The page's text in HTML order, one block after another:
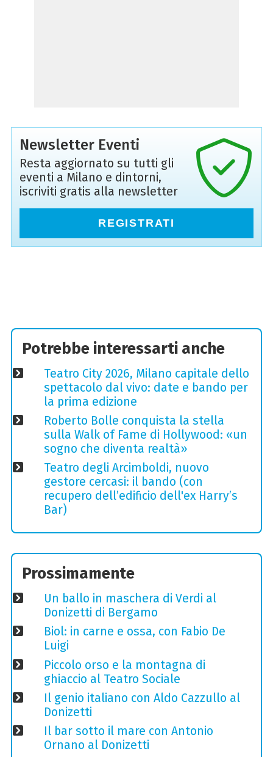
Newsletter Eventi
Resta aggiornato su tutti gli
eventi a Milano e dintorni,
iscriviti gratis alla newsletter
REGISTRATI
Potrebbe interessarti anche
Teatro City 2026, Milano capitale dello
spettacolo dal vivo: date e bando per
la prima edizione
Roberto Bolle conquista la stella
sulla Walk of Fame di Hollywood: «un
sogno che diventa realtà»
Teatro degli Arcimboldi, nuovo
gestore cercasi: il bando (con
recupero dell’edificio dell'ex Harry’s
Bar)
Prossimamente
Un ballo in maschera di Verdi al
Donizetti di Bergamo
Biol: in carne e ossa, con Fabio De
Luigi
Piccolo orso e la montagna di
ghiaccio al Teatro Sociale
Il genio italiano con Aldo Cazzullo al
Donizetti
Il bar sotto il mare con Antonio
Ornano al Donizetti